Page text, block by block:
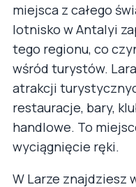
miejsca z całego
lotnisko w Antalyi
tego regionu, co
wśród turystów.
atrakcji
restauracje, bary,
handlowe. To
wyciągnięcie ręki.
W Larze znajdziesz